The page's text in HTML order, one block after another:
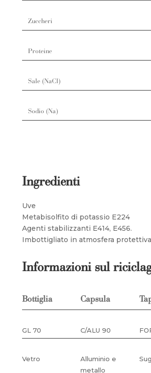
Zuccheri
Proteine
Sale (NaCl)
Sodio (Na)
Ingredienti
Uve
Metabisolfito di potassio E224
Agenti stabilizzanti E414, E456.
Imbottigliato in atmosfera
Informazioni sul
Bottiglia Capsula
GL 70 C/ALU 90
Vetro
Alluminio e
metallo